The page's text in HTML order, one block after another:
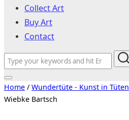
Collect Art
Buy Art
Contact
Search
for:
Toggle
sidebar
&
Home / Wundertüte - Kunst in Tüten
Wiebke Bartsch